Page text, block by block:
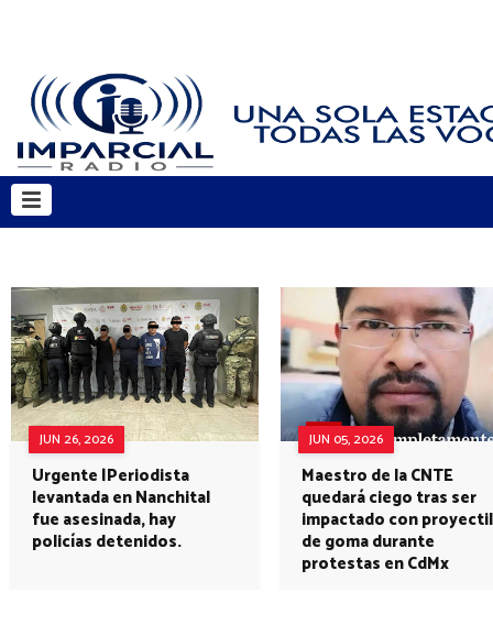
JUN 26, 2026
Urgente |Periodista
levantada en Nanchital
fue asesinada, hay
policías detenidos.
JUN 05, 2026
Maestro de la CNTE
quedará ciego tras ser
impactado con proyectil
de goma durante
protestas en CdMx